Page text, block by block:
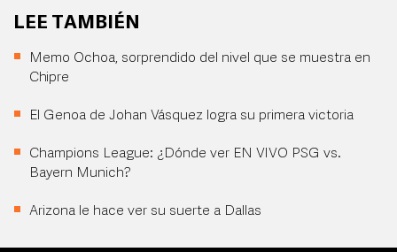
LEE TAMBIÉN
Memo Ochoa, sorprendido del nivel que se muestra en
Chipre
El Genoa de Johan Vásquez logra su primera victoria
Champions League: ¿Dónde ver EN VIVO PSG vs.
Bayern Munich?
Arizona le hace ver su suerte a Dallas